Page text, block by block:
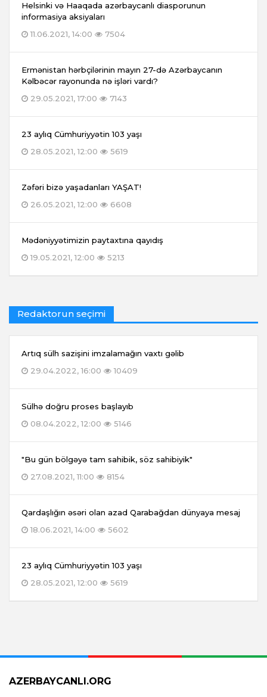
Helsinki və Haaqada azərbaycanlı diasporunun
informasiya aksiyaları
11.06.2021, 14:00
7504
Ermənistan hərbçilərinin mayın 27-də Azərbaycanın
Kəlbəcər rayonunda nə işləri vardı?
29.05.2021, 17:00
7143
23 aylıq Cümhuriyyətin 103 yaşı
28.05.2021, 12:00
5619
Zəfəri bizə yaşadanları YAŞAT!
26.05.2021, 12:00
6608
Mədəniyyətimizin paytaxtına qayıdış
19.05.2021, 12:00
5213
Redaktorun seçimi
Artıq sülh sazişini imzalamağın vaxtı gəlib
29.04.2022, 16:00
10409
Sülhə doğru proses başlayıb
08.04.2022, 12:00
5146
"Bu gün bölgəyə tam sahibik, söz sahibiyik"
27.08.2021, 11:00
8154
Qardaşlığın əsəri olan azad Qarabağdan dünyaya mesaj
18.06.2021, 14:00
5602
23 aylıq Cümhuriyyətin 103 yaşı
28.05.2021, 12:00
5619
AZERBAYCANLI.ORG